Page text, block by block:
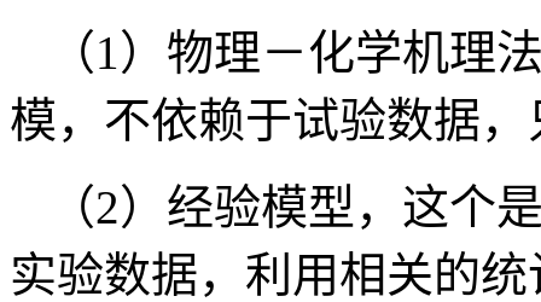
（1）物理－化学机理
模，不依赖于试验数据
（2）经验模型，这个
实验数据，利用相关的